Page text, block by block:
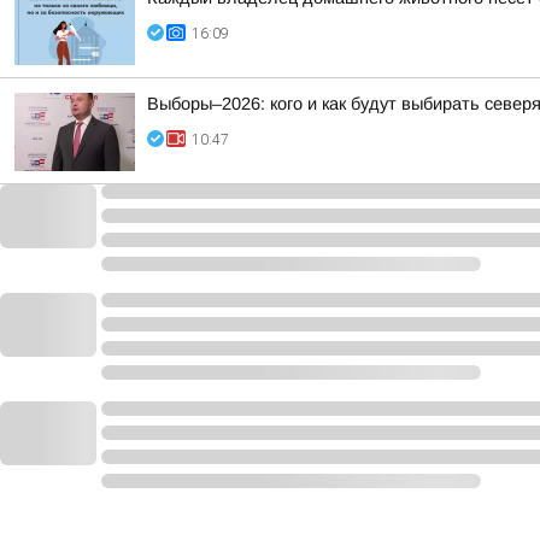
16:09
Выборы–2026: кого и как будут выбирать
10:47